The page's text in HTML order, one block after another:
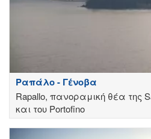
Ραπάλο - Γένοβα
Rapallo, πανοραμική θέα της
και του Portofino